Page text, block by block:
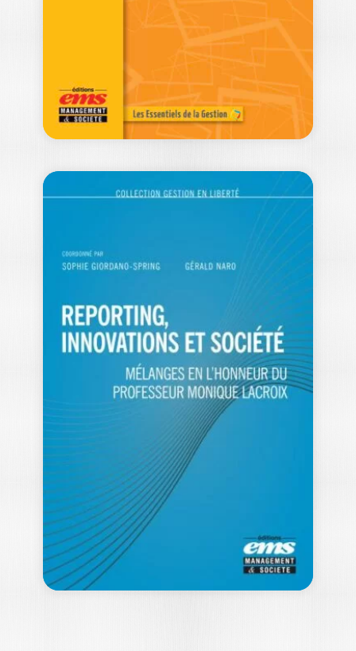
Protéger le survivant du couple au
moment du décès est une
préoccupation majeure.…
14,00
LES MARCHÉS DE
CAPITAUX
FRANÇAIS
PHILIPPE DUPUY|
-- Ouvrage labellisé FNEGE (2019),
catégorie "Manuel" -- Les marchés de
capitaux ont…